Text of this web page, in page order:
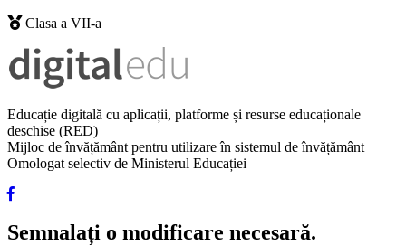
Clasa a VII-a
Educație digitală cu aplicații, platforme și resurse educaționale
deschise (RED)
Mijloc de învățământ pentru utilizare în sistemul de învățământ
Omologat selectiv de Ministerul Educației
Semnalați o modificare necesară.